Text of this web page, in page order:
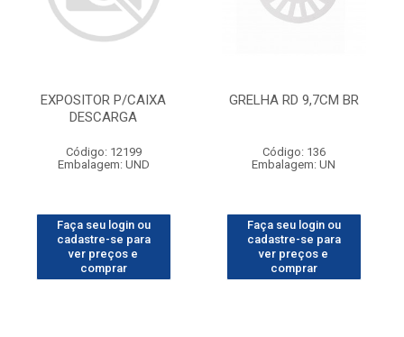
EXPOSITOR P/CAIXA
DESCARGA
Código: 12199
Embalagem: UND
Faça seu login ou
cadastre-se para
ver preços e
comprar
GRELHA RD 9,7CM BR
Código: 136
Embalagem: UN
Faça seu login ou
cadastre-se para
ver preços e
comprar